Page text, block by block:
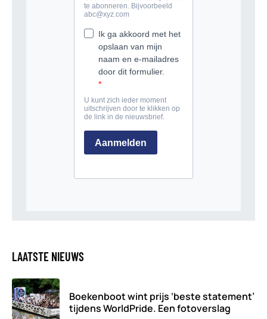
LAATSTE NIEUWS
Boekenboot wint prijs ‘beste statement’
tijdens WorldPride. Een fotoverslag